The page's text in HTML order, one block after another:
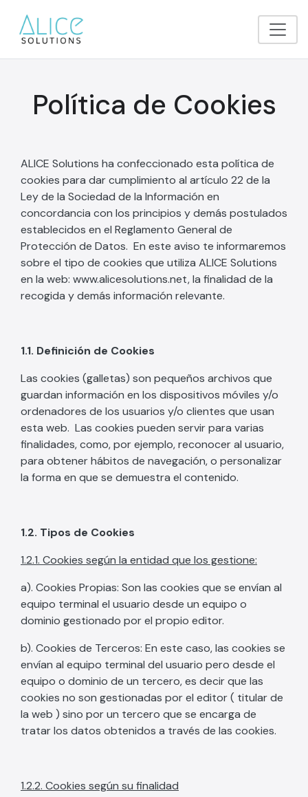
Política de Cookies
ALICE Solutions ha confeccionado esta política de
cookies para dar cumplimiento al artículo 22 de la
Ley de la Sociedad de la Información en
concordancia con los principios y demás postulados
establecidos en el Reglamento General de
Protección de Datos. En este aviso te informaremos
sobre el tipo de cookies que utiliza ALICE Solutions
en la web: www.alicesolutions.net, la finalidad de la
recogida y demás información relevante.
1.1. Definición de Cookies
Las cookies (galletas) son pequeños archivos que
guardan información en los dispositivos móviles y/o
ordenadores de los usuarios y/o clientes que usan
esta web. Las cookies pueden servir para varias
finalidades, como, por ejemplo, reconocer al usuario,
para obtener hábitos de navegación, o personalizar
la forma en que se demuestra el contenido.
1.2. Tipos de Cookies
1.2.1. Cookies según la entidad que los gestione:
a). Cookies Propias: Son las cookies que se envían al
equipo terminal el usuario desde un equipo o
dominio gestionado por el propio editor.
b). Cookies de Terceros: En este caso, las cookies se
envían al equipo terminal del usuario pero desde el
equipo o dominio de un tercero, es decir que las
cookies no son gestionadas por el editor ( titular de
la web ) sino por un tercero que se encarga de
tratar los datos obtenidos a través de las cookies.
1.2.2. Cookies según su finalidad